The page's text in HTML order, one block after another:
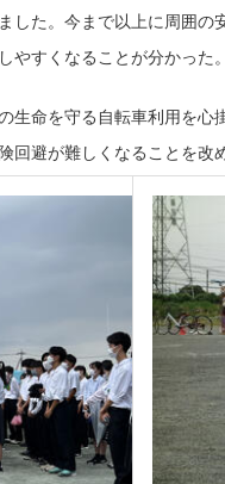
した。今まで以上に周囲
やすくなることが分かっ
生命を守る自転車利用を心
回避が難しくなることを改